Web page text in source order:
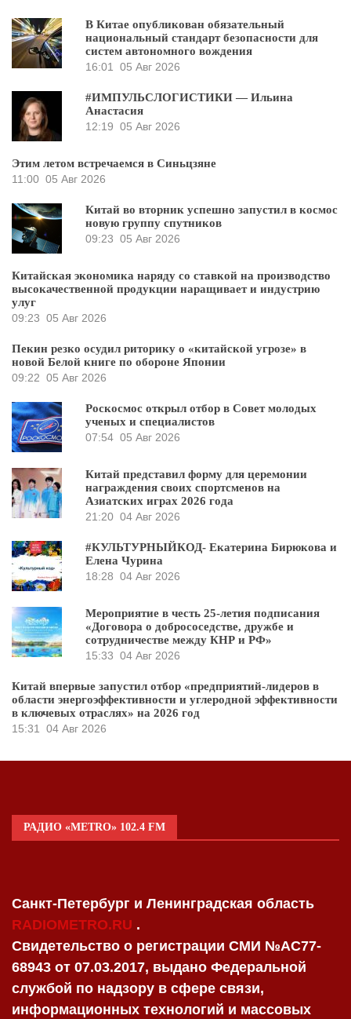
В Китае опубликован обязательный
национальный стандарт безопасности для
систем автономного вождения
16:01 05 Авг 2026
#ИМПУЛЬСЛОГИСТИКИ — Ильина
Анастасия
12:19 05 Авг 2026
Этим летом встречаемся в Синьцзяне
11:00 05 Авг 2026
Китай во вторник успешно запустил в космос
новую группу спутников
09:23 05 Авг 2026
Китайская экономика наряду со ставкой на производство
высокачественной продукции наращивает и индустрию
улуг
09:23 05 Авг 2026
Пекин резко осудил риторику о «китайской угрозе» в
новой Белой книге по обороне Японии
09:22 05 Авг 2026
Роскосмос открыл отбор в Совет молодых
ученых и специалистов
07:54 05 Авг 2026
Китай представил форму для церемонии
награждения своих спортсменов на
Азиатских играх 2026 года
21:20 04 Авг 2026
#КУЛЬТУРНЫЙКОД- Екатерина Бирюкова и
Елена Чурина
18:28 04 Авг 2026
Мероприятие в честь 25-летия подписания
«Договора о добрососедстве, дружбе и
сотрудничестве между КНР и РФ»
15:33 04 Авг 2026
Китай впервые запустил отбор «предприятий-лидеров в
области энергоэффективности и углеродной эффективности
в ключевых отраслях» на 2026 год
15:31 04 Авг 2026
РАДИО «METRO» 102.4 FM
Санкт-Петербург и Ленинградская область
RADIOMETRO.RU .
Свидетельство о регистрации СМИ №AC77-
68943 от 07.03.2017, выдано Федеральной
службой по надзору в сфере связи,
информационных технологий и массовых